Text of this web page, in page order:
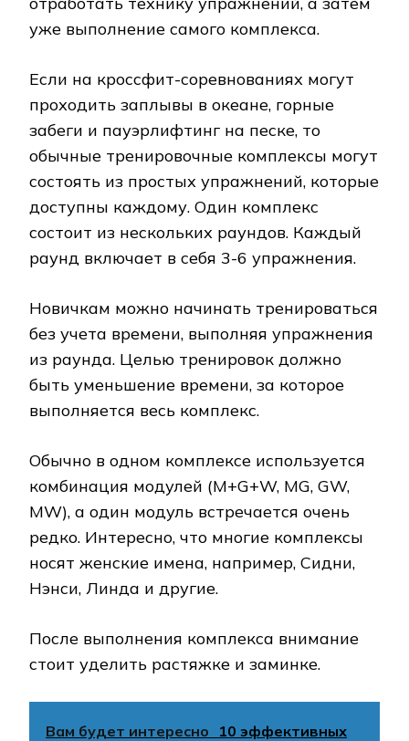
уже выполнение самого комплекса.
Если на кроссфит-соревнованиях могут
проходить заплывы в океане, горные
забеги и пауэрлифтинг на песке, то
обычные тренировочные комплексы могут
состоять из простых упражнений, которые
доступны каждому. Один комплекс
состоит из нескольких раундов. Каждый
раунд включает в себя 3-6 упражнения.
Новичкам можно начинать тренироваться
без учета времени, выполняя упражнения
из раунда. Целью тренировок должно
быть уменьшение времени, за которое
выполняется весь комплекс.
Обычно в одном комплексе используется
комбинация модулей (M+G+W, MG, GW,
MW), а один модуль встречается очень
редко. Интересно, что многие комплексы
носят женские имена, например, Сидни,
Нэнси, Линда и другие.
После выполнения комплекса внимание
стоит уделить растяжке и заминке.
Вам будет интересно
10 эффективных